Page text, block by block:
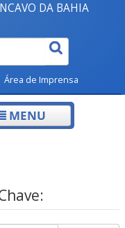
Legislação
Canais
DA BAHIA
Área de Imprensa
MENU